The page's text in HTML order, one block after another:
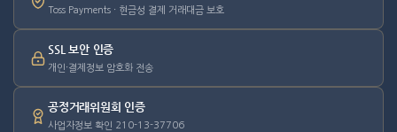
Toss Payments · 현금성 결제 거래대금 보호
SSL 보안 인증
개인·결제정보 암호화 전송
공정거래위원회 인증
사업자정보 확인 210-13-37706